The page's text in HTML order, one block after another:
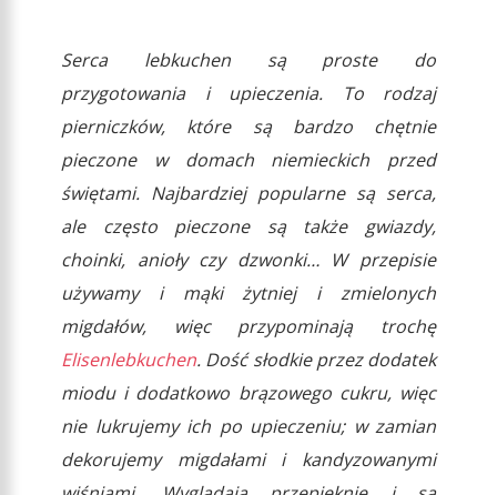
Serca lebkuchen są proste do
przygotowania i upieczenia. To rodzaj
pierniczków, które są bardzo chętnie
pieczone w domach niemieckich przed
świętami. Najbardziej popularne są serca,
ale często pieczone są także gwiazdy,
choinki, anioły czy dzwonki… W przepisie
używamy i mąki żytniej i zmielonych
migdałów, więc przypominają trochę
Elisenlebkuchen. Dość słodkie przez dodatek
miodu i dodatkowo brązowego cukru, więc
nie lukrujemy ich po upieczeniu; w zamian
dekorujemy migdałami i kandyzowanymi